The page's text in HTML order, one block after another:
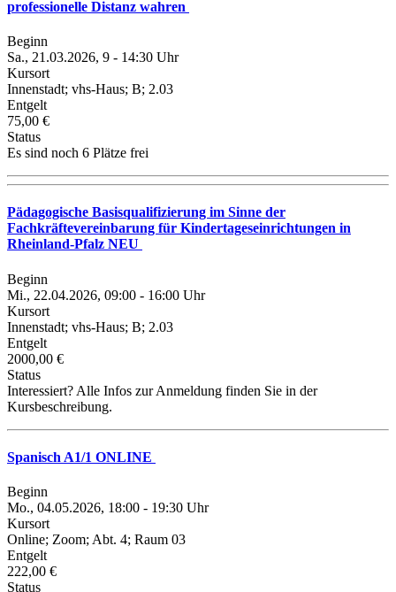
professionelle Distanz wahren
Beginn
Sa., 21.03.2026, 9 - 14:30 Uhr
Kursort
Innenstadt; vhs-Haus; B; 2.03
Entgelt
75,00 €
Status
Es sind noch 6 Plätze frei
Pädagogische Basisqualifizierung im Sinne der
Fachkräftevereinbarung für Kindertageseinrichtungen in
Rheinland-Pfalz NEU
Beginn
Mi., 22.04.2026, 09:00 - 16:00 Uhr
Kursort
Innenstadt; vhs-Haus; B; 2.03
Entgelt
2000,00 €
Status
Interessiert? Alle Infos zur Anmeldung finden Sie in der
Kursbeschreibung.
Spanisch A1/1 ONLINE
Beginn
Mo., 04.05.2026, 18:00 - 19:30 Uhr
Kursort
Online; Zoom; Abt. 4; Raum 03
Entgelt
222,00 €
Status